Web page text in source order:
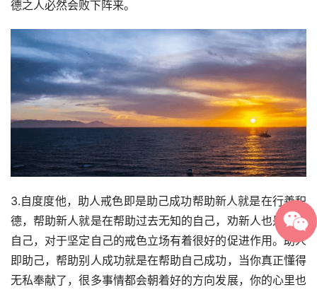
德之人必然会败下阵来。
3.自度度他，助人戒色即是助己成功帮助新人就是在行善积
德，帮助新人就是在帮助过去无知的自己，劝新人也是在劝
自己，对于坚定自己的戒色立场有着很好的促进作用。助人
即助己，帮助别人成功就是在帮助自己成功，当你真正懂得
无私奉献了，很多事情都会朝着好的方向发展，你的心里也